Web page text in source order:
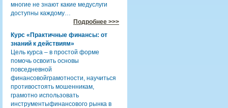
многие не знают какие медуслуги
доступны каждому…
Подробнее >>>
Курс «Практичные финансы: от
знаний к действиям»
Цель курса – в простой форме
помочь освоить основы
повседневной
финансовойграмотности, научиться
противостоять мошенникам,
грамотно использовать
инструментыфинансового рынка в